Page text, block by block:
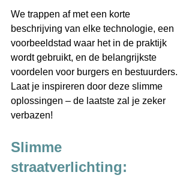
We trappen af met een korte
beschrijving van elke technologie, een
voorbeeldstad waar het in de praktijk
wordt gebruikt, en de belangrijkste
voordelen voor burgers en bestuurders.
Laat je inspireren door deze slimme
oplossingen – de laatste zal je zeker
verbazen!
Slimme
straatverlichting: